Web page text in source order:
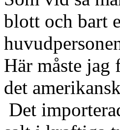
blott och bart
Här måste
det
Det